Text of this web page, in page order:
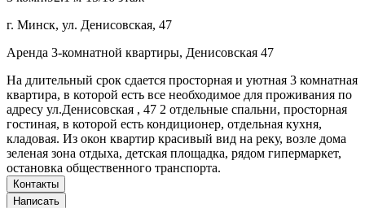
г. Минск, ул. Денисовская, 47
Аренда 3-комнатной квартиры, Денисовская 47
На длительный срок сдается просторная и уютная 3 комнатная
квартира, в которой есть все необходимое для проживания по
адресу ул.Денисовская , 47 2 отдельные спальни, просторная
гостиная, в которой есть кондиционер, отдельная кухня,
кладовая. Из окон квартир красивый вид на реку, возле дома
зеленая зона отдыха, детская площадка, рядом гипермаркет,
остановка общественного транспорта.
Контакты
Написать